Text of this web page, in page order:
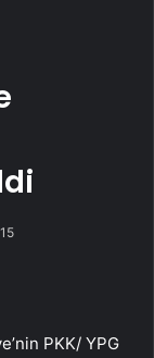
15
PKK/ YPG